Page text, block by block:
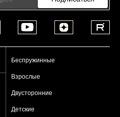
Беспружинные
Взрослые
Двусторонние
Детские